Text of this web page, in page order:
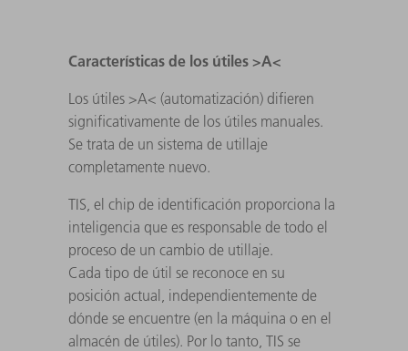
Características de los útiles >A<
Los útiles >A< (automatización) difieren
significativamente de los útiles manuales.
Se trata de un sistema de utillaje
completamente nuevo.
TIS, el chip de identificación proporciona la
inteligencia que es responsable de todo el
proceso de un cambio de utillaje.
Cada tipo de útil se reconoce en su
posición actual, independientemente de
dónde se encuentre (en la máquina o en el
almacén de útiles). Por lo tanto, TIS se